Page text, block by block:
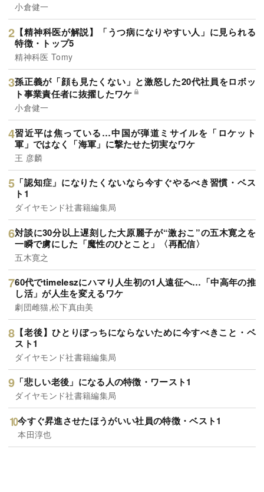
小倉健一
【精神科医が解説】「うつ病になりやすい人」に見られる
特徴・トップ5
精神科医 Tomy
孫正義が「顔も見たくない」と激怒した20代社員をロボッ
ト事業責任者に抜擢したワケ
小倉健一
習近平は焦っている…中国が弾道ミサイルを「ロケット
軍」ではなく「海軍」に撃たせた切実なワケ
王 彦麟
「認知症」になりたくないなら今すぐやるべき習慣・ベス
ト1
ダイヤモンド社書籍編集局
対談に30分以上遅刻した大原麗子が“激おこ”の五木寛之を
一瞬で虜にした「魔性のひとこと」〈再配信〉
五木寛之
60代でtimeleszにハマり人生初の1人遠征へ…「中高年の推
し活」が人生を変えるワケ
劇団雌猫,松下真由美
【老後】ひとりぼっちにならないために今すべきこと・ベ
スト1
ダイヤモンド社書籍編集局
「悲しい老後」になる人の特徴・ワースト1
ダイヤモンド社書籍編集局
今すぐ昇進させたほうがいい社員の特徴・ベスト1
本田淳也